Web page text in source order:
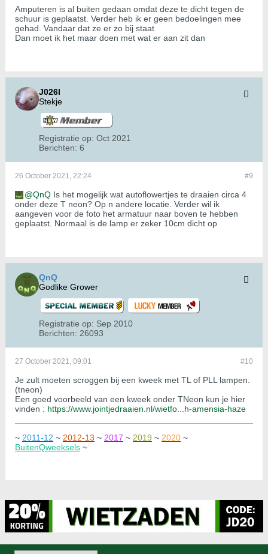
Amputeren is al buiten gedaan omdat deze te dicht tegen de
schuur is geplaatst. Verder heb ik er geen bedoelingen mee
gehad. Vandaar dat ze er zo bij staat
Dan moet ik het maar doen met wat er aan zit dan
J026l
Stekje
Registratie op: Oct 2021
Berichten: 6
#9
26 October 2021, 22:24
QnQ Is het mogelijk wat autoflowertjes te draaien circa 4
onder deze T neon? Op n andere locatie. Verder wil ik
aangeven voor de foto het armatuur naar boven te hebben
geplaatst. Normaal is de lamp er zeker 10cm dicht op
QnQ
Godlike Grower
Registratie op: Sep 2010
Berichten: 26093
#10
27 October 2021, 09:01
Je zult moeten scroggen bij een kweek met TL of PLL lampen.
(tneon)
Een goed voorbeeld van een kweek onder TNeon kun je hier
vinden : https://www.jointjedraaien.nl/wietfo...h-amensia-haze
~ 2011-12 ~ 2012-13 ~ 2017 ~ 2019 ~ 2020 ~
BuitenQweeksels ~